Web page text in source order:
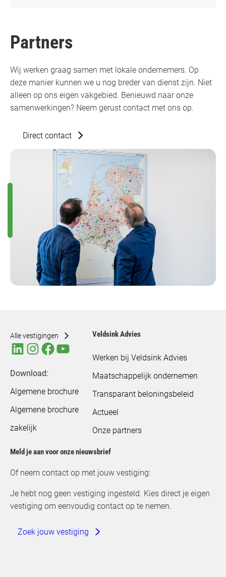
Partners
Wij werken graag samen met lokale ondernemers. Op
deze manier kunnen we u nog breder van dienst zijn. Niet
alleen op ons eigen vakgebied. Benieuwd naar onze
samenwerkingen? Neem gerust contact met ons op.
Direct contact
Alle vestigingen
Download:
Algemene brochure
Algemene brochure
zakelijk
Veldsink Advies
Werken bij Veldsink Advies
Maatschappelijk ondernemen
Transparant beloningsbeleid
Actueel
Onze partners
Meld je aan voor onze nieuwsbrief
Of neem contact op met jouw vestiging:
Je hebt nog geen vestiging ingesteld. Kies direct je eigen
vestiging om eenvoudig contact op te nemen.
Zoek jouw vestiging